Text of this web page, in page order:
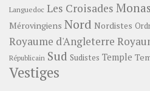
Languedoc Les Croisades
Mérovingiens Nord Nordistes
Royaume d'Angleterre
Républicain Sud Sudistes Temple
Vestiges